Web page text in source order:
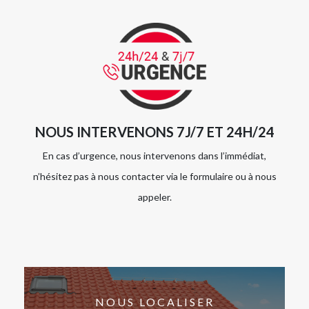
NOUS INTERVENONS 7J/7 ET 24H/24
En cas d’urgence, nous intervenons dans l’immédiat,
n’hésitez pas à nous contacter via le formulaire ou à nous
appeler.
NOUS LOCALISER